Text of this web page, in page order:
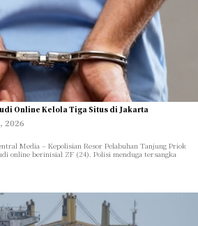
Online Kelola Tiga Situs di Jakarta
2026
Media – Kepolisian Resor Pelabuhan Tanjung Priok
online berinisial ZF (24). Polisi menduga tersangka